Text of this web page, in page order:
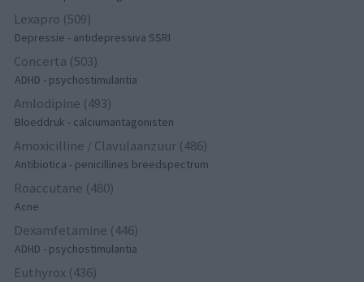
Lexapro (509)
Depressie - antidepressiva SSRI
Concerta (503)
ADHD - psychostimulantia
Amlodipine (493)
Bloeddruk - calciumantagonisten
Amoxicilline / Clavulaanzuur (486)
Antibiotica - penicillines breedspectrum
Roaccutane (480)
Acne
Dexamfetamine (446)
ADHD - psychostimulantia
Euthyrox (436)